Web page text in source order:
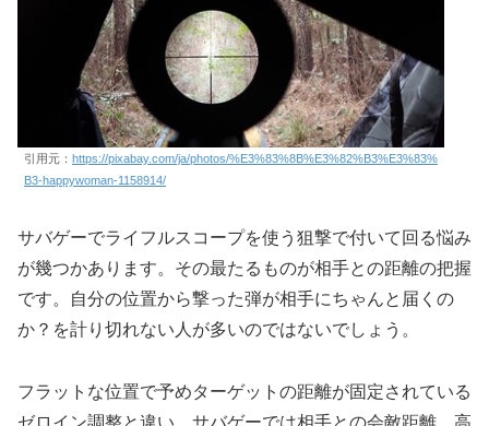
引用元： https://pixabay.com/ja/photos/%E3%83%8B%E3%82%B3%E3%83%
B3-happywoman-1158914/
サバゲーでライフルスコープを使う狙撃で付いて回る悩み
が幾つかあります。その最たるものが相手との距離の把握
です。自分の位置から撃った弾が相手にちゃんと届くの
か？を計り切れない人が多いのではないでしょう。
フラットな位置で予めターゲットの距離が固定されている
ゼロイン調整と違い、サバゲーでは相手との会敵距離、高